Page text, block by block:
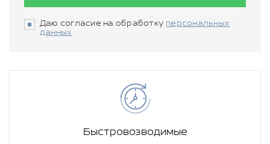
Даю согласие на обработку персональных
данных
Быстровозводимые